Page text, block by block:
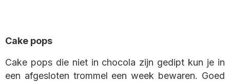
Cake pops
Cake pops die niet in chocola zijn gedipt kun je in
een afgesloten trommel een week bewaren. Goed